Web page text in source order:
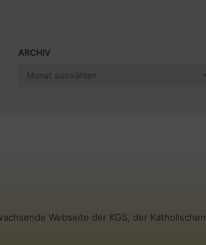
ARCHIV
Archiv
Webseite der KGS, der Katholischen